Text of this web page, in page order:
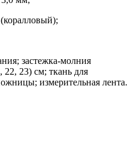
застежка-молния
22, 23) см; ткань для
измерительная лента.